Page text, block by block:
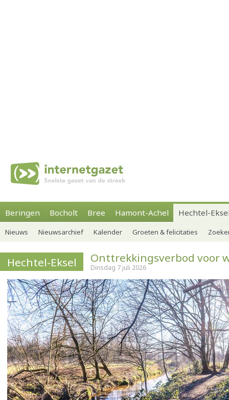
Beringen Bocholt Bree Hamont-Achel Hechtel-
Nieuws Nieuwsarchief Kalender Groeten & felicitaties
Hechtel-Eksel Onttrekkingsverbod voor
Dinsdag 7 juli 2026